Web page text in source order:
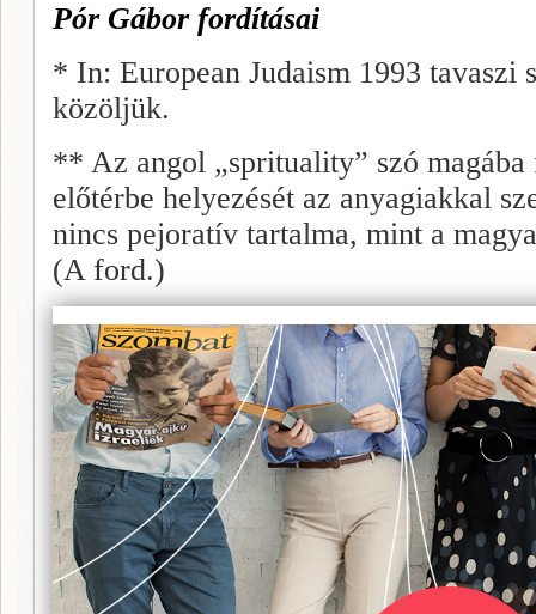
Pór Gábor fordításai
* In: European Judaism 1993
közöljük.
** Az angol „sprituality” szó
előtérbe helyezését az anyagiakkal
nincs pejoratív tartalma, mint a
(A ford.)